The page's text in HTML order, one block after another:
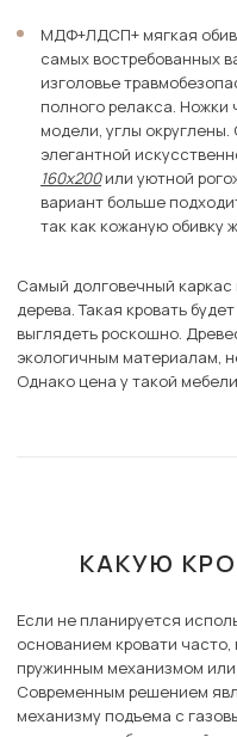
МДФ+ЛДСП+ мягкая
самых востребованных
изголовье
полного релакса. Ножки
модели, углы
элегантной
160х200или уютной
вариант больше
так как кожаную обивку
Самый долговечный каркас
дерева. Такая кровать
выглядеть роскошно.
экологичным материалам,
Однако цена у такой
КАКУЮ
Если не планируется
основанием кровати
пружинным механизмом
Современным решением
механизму подъема с